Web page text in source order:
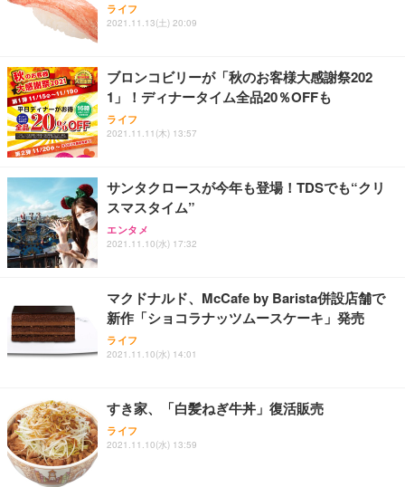
ライフ
2021.11.13(土) 20:09
ブロンコビリーが「秋のお客様大感謝祭202
1」！ディナータイム全品20％OFFも
ライフ
2021.11.11(木) 13:57
サンタクロースが今年も登場！TDSでも“クリ
スマスタイム”
エンタメ
2021.11.10(水) 17:32
マクドナルド、McCafe by Barista併設店舗で
新作「ショコラナッツムースケーキ」発売
ライフ
2021.11.10(水) 14:01
すき家、「白髪ねぎ牛丼」復活販売
ライフ
2021.11.10(水) 13:59